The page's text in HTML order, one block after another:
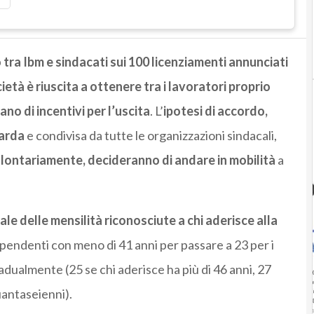
tra Ibm e sindacati sui 100 licenziamenti annunciati
è riuscita a ottenere tra i lavoratori proprio
di incentivi per l’uscita. L’ipotesi di accordo,
e condivisa da tutte le organizzazioni sindacali,
decideranno di andare in mobilità a
delle mensilità riconosciute a chi aderisce alla
con meno di 41 anni per passare a 23 per i
(25 se chi aderisce ha più di 46 anni, 27